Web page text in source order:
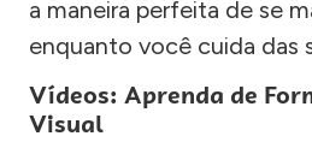
a maneira perfeita de se
enquanto você cuida das
Vídeos: Aprenda de
Visual